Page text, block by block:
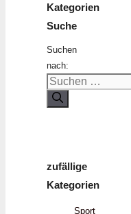
Kategorien
Suche
Suchen
nach:
zufällige
Kategorien
Sport